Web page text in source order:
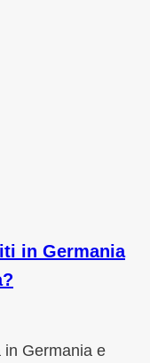
in Germania
in Germania e